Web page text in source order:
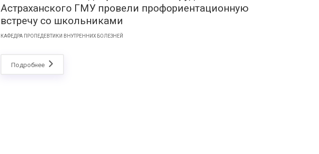
Астраханского ГМУ провели профориентационную
встречу со школьниками
КАФЕДРА ПРОПЕДЕВТИКИ ВНУТРЕННИХ БОЛЕЗНЕЙ
Подробнее